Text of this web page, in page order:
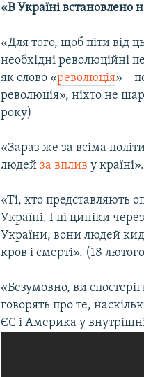
«В Україні
«Для того, щоб піти від
необхідні революційні
як слово «революція» –
революція», ніхто не
року)
«Зараз же за всіма
людейза вплив у
«Ті, хто представляють
Україні. І ці циніки
України, вони людей
кров і смерті». (18
«Безумовно, ви
говорять про те,
ЄС і Америка у